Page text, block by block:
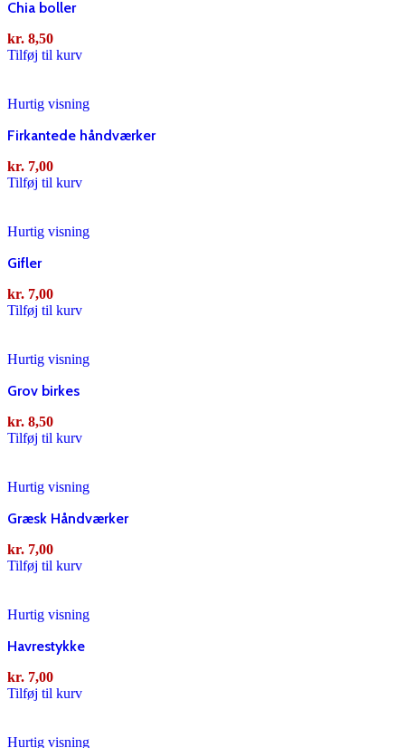
Chia boller
kr. 8,50
Tilføj til kurv
Hurtig visning
Firkantede håndværker
kr. 7,00
Tilføj til kurv
Hurtig visning
Gifler
kr. 7,00
Tilføj til kurv
Hurtig visning
Grov birkes
kr. 8,50
Tilføj til kurv
Hurtig visning
Græsk Håndværker
kr. 7,00
Tilføj til kurv
Hurtig visning
Havrestykke
kr. 7,00
Tilføj til kurv
Hurtig visning